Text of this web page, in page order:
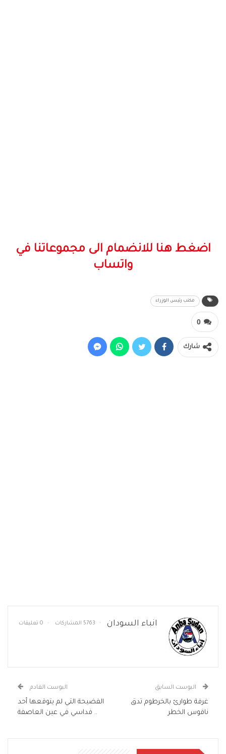
اضغط هنا للانضمام الى مجموعاتنا في
واتساب
مكتب رئيس الوزراء
0
شارك
انباء السودان 5763 المشاركات 0 تعليقات
البوست السابق
غرفة طوارئ بالخرطوم تدق
ناقوس الخطر
البوست القادم
الفضيحة التي لم يتوقعها أحد
.. فداسي في عين العاصفة